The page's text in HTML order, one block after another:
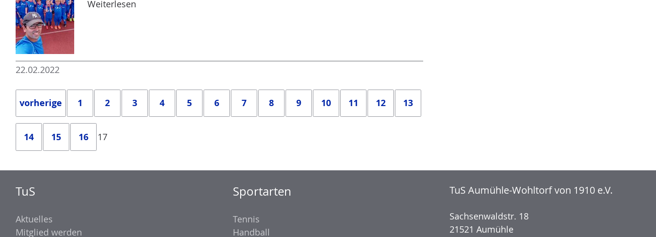
Weiterlesen
22.02.2022
vorherige 1 2 3 4 5 6 7 8 9 10 11 12 13
14 15 16 17
TuS
Aktuelles
Mitglied werden
Sportarten
Tennis
Handball
TuS Aumühle-Wohltorf von 1910 e.V.
Sachsenwaldstr. 18
21521 Aumühle